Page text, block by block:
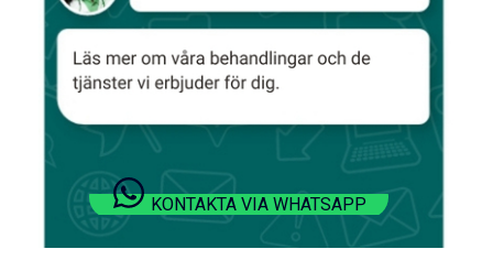
KONTAKTA VIA WHATSAPP